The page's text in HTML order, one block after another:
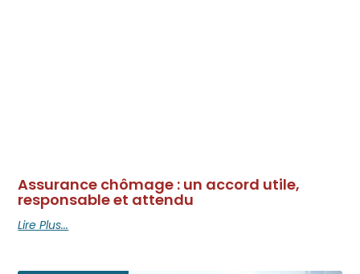
Assurance chômage : un accord utile,
responsable et attendu
Lire Plus...